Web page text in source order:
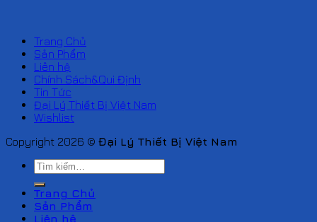
Trang Chủ
Sản Phẩm
Liên hệ
Chính Sách&Qui Định
Tin Tức
Đại Lý Thiết Bị Việt Nam
Wishlist
Copyright 2026 © Đại Lý Thiết Bị Việt Nam
Tìm
kiếm:
Trang Chủ
Sản Phẩm
Liên hệ